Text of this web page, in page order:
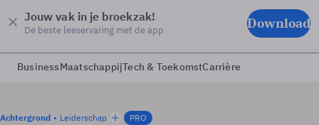
Jouw vak in je broekzak!
De beste leeservaring met de app Download
BusinessMaatschappijTech & ToekomstCarrière
Achtergrond Leiderschap
PRO